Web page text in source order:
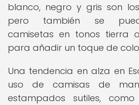
blanco, negro y gris son
pero también se
camisetas en tonos tierra
para añadir un toque de
Una tendencia en alza en
uso de camisas de
estampados sutiles,